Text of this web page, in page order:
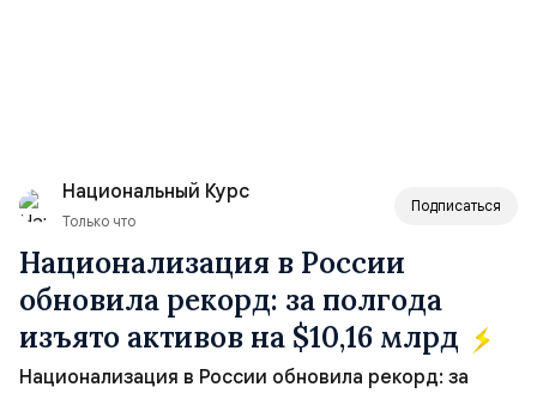
Национальный Курс
Только что
Подписаться
Национализация в России
обновила рекорд: за полгода
изъято активов на $10,16 млрд
Национализация в России обновила рекорд: за